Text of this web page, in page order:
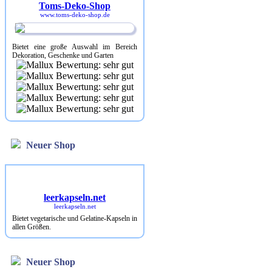
Toms-Deko-Shop
www.toms-deko-shop.de
Bietet eine große Auswahl im Bereich
Dekoration, Geschenke und Garten
Neuer Shop
leerkapseln.net
leerkapseln.net
Bietet vegetarische und Gelatine-Kapseln in
allen Größen.
Neuer Shop